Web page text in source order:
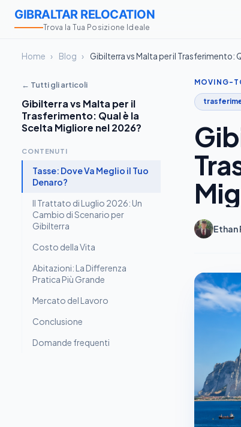
GIBRALTAR RELOCATION
Trova la Tua Posizione Ideale
Home › Blog › Gibilterra vs Malta per il Trasferimento:
← Tutti gli articoli
Gibilterra vs Malta per il
Trasferimento: Qual è la
Scelta Migliore nel 2026?
CONTENUTI
Tasse: Dove Va Meglio il Tuo
Denaro?
Il Trattato di Luglio 2026: Un
Cambio di Scenario per
Gibilterra
Costo della Vita
Abitazioni: La Differenza
Pratica Più Grande
Mercato del Lavoro
Conclusione
Domande frequenti
MOVING-
Ethan